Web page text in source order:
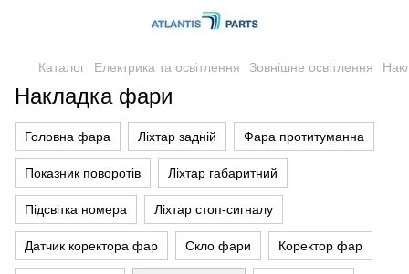
Каталог Електрика та освітлення Зовнішне освітлення
Накладка фари
Головна фара Ліхтар задній Фара протитуманна
Показник поворотів Ліхтар габаритний
Підсвітка номера Ліхтар стоп-сигналу
Датчик коректора фар Скло фари Коректор фар